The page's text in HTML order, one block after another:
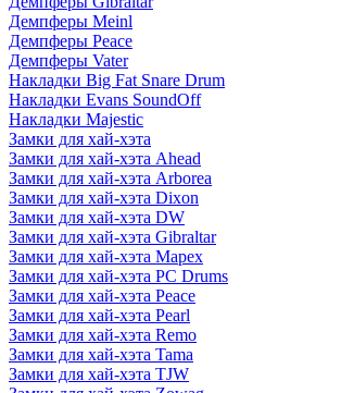
Демпферы Meinl
Демпферы Peace
Демпферы Vater
Накладки Big Fat Snare Drum
Накладки Evans SoundOff
Накладки Majestic
Замки для хай-хэта
Замки для хай-хэта Ahead
Замки для хай-хэта Arborea
Замки для хай-хэта Dixon
Замки для хай-хэта DW
Замки для хай-хэта Gibraltar
Замки для хай-хэта Mapex
Замки для хай-хэта PC Drums
Замки для хай-хэта Peace
Замки для хай-хэта Pearl
Замки для хай-хэта Remo
Замки для хай-хэта Tama
Замки для хай-хэта TJW